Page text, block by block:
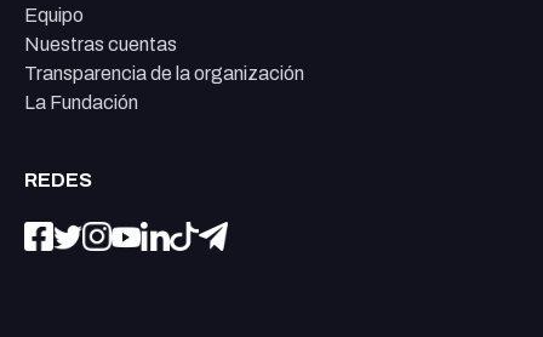
Equipo
Nuestras cuentas
Transparencia de la organización
La Fundación
REDES